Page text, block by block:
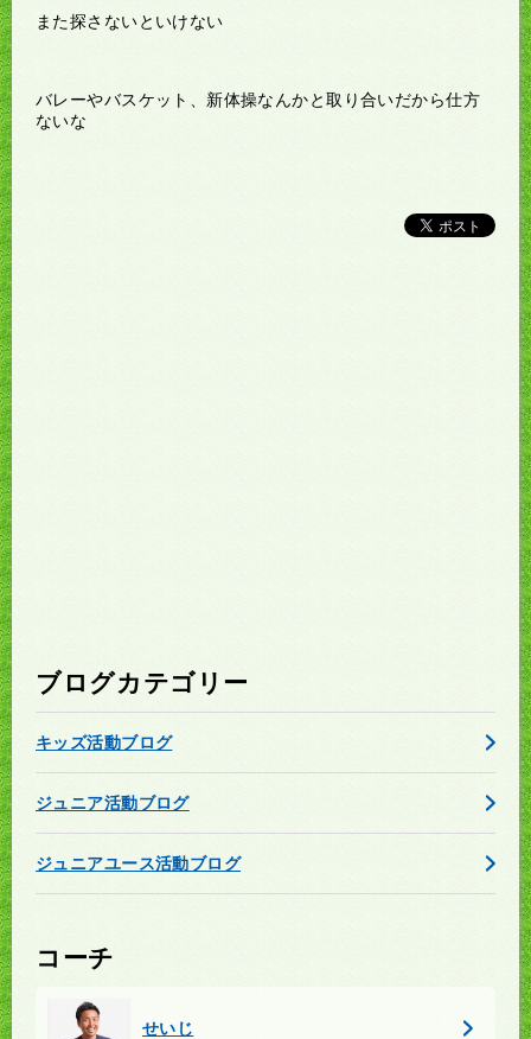
また探さないといけない
バレーやバスケット、新体操なんかと取り合いだから仕方
ないな
ブログカテゴリー
キッズ活動ブログ
ジュニア活動ブログ
ジュニアユース活動ブログ
コーチ
せいじ